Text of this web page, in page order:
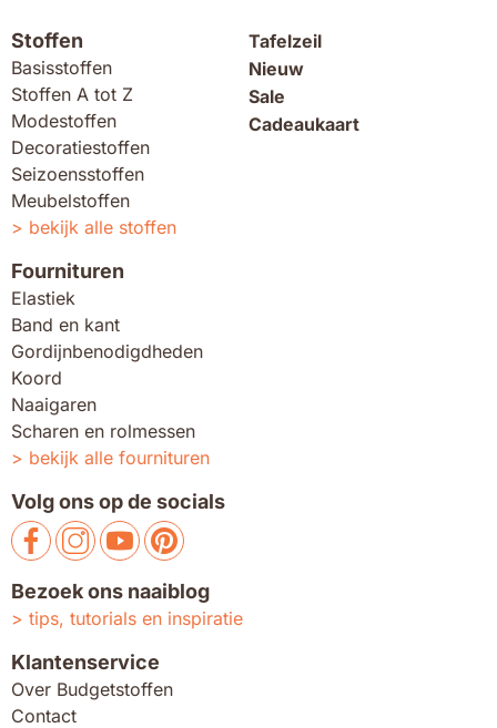
Stoffen
Basisstoffen
Stoffen A tot Z
Modestoffen
Decoratiestoffen
Seizoensstoffen
Meubelstoffen
bekijk alle stoffen
Tafelzeil
Nieuw
Sale
Cadeaukaart
Fournituren
Elastiek
Band en kant
Gordijnbenodigdheden
Koord
Naaigaren
Scharen en rolmessen
bekijk alle fournituren
Volg ons op de socials
Bezoek ons naaiblog
tips, tutorials en inspiratie
Klantenservice
Over Budgetstoffen
Contact